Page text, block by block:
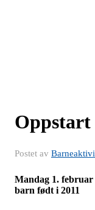
Oppstart
Postet av
Mandag 1.
barn født i 2011